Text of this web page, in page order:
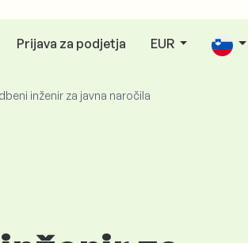
Prijava za podjetja EUR
inženir za javna naročila